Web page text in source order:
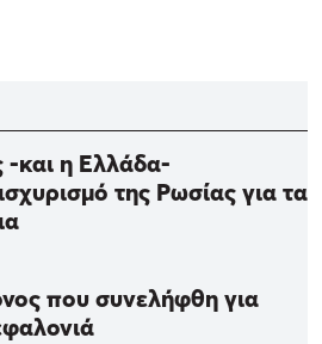
και η Ελλάδα-
της Ρωσίας για τα
που συνελήφθη για